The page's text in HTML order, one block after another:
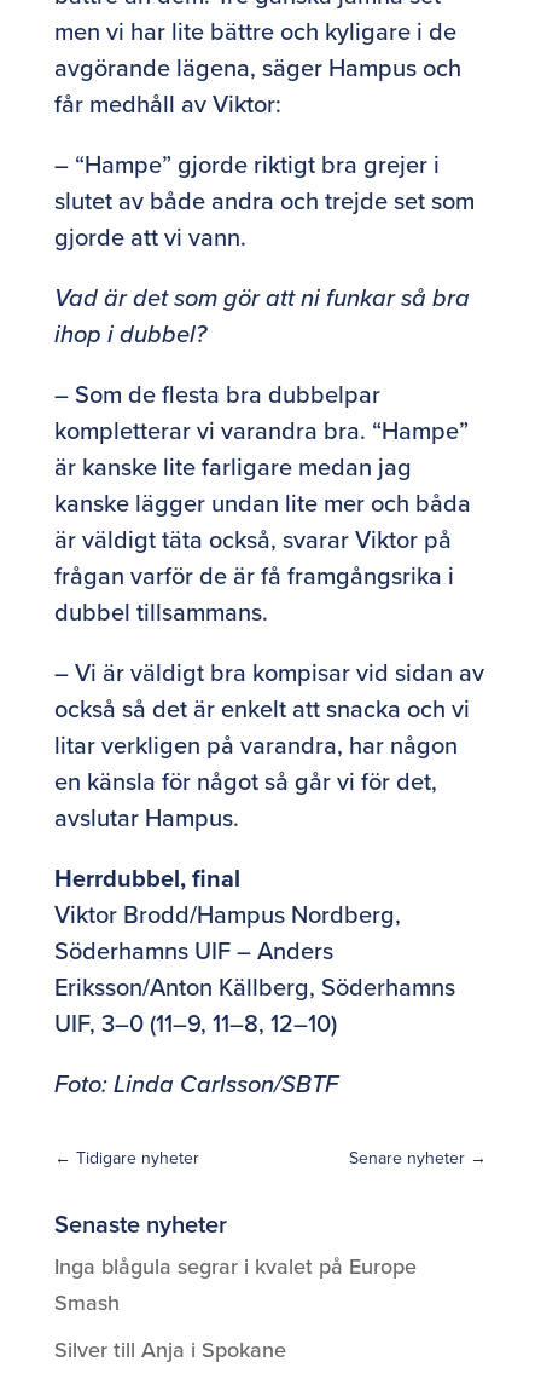
men vi har lite bättre och kyligare i de
avgörande lägena, säger Hampus och
får medhåll av Viktor:
– “Hampe” gjorde riktigt bra grejer i
slutet av både andra och trejde set som
gjorde att vi vann.
Vad är det som gör att ni funkar så bra
ihop i dubbel?
– Som de flesta bra dubbelpar
kompletterar vi varandra bra. “Hampe”
är kanske lite farligare medan jag
kanske lägger undan lite mer och båda
är väldigt täta också, svarar Viktor på
frågan varför de är få framgångsrika i
dubbel tillsammans.
– Vi är väldigt bra kompisar vid sidan av
också så det är enkelt att snacka och vi
litar verkligen på varandra, har någon
en känsla för något så går vi för det,
avslutar Hampus.
Herrdubbel, final
Viktor Brodd/Hampus Nordberg,
Söderhamns UIF – Anders
Eriksson/Anton Källberg, Söderhamns
UIF, 3–0 (11–9, 11–8, 12–10)
Foto: Linda Carlsson/SBTF
← Tidigare nyheter Senare nyheter →
Senaste nyheter
Inga blågula segrar i kvalet på Europe
Smash
Silver till Anja i Spokane